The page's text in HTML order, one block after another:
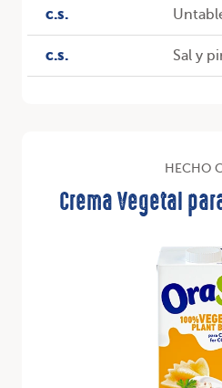
c.s.
c.s. Sal y
HECHO
Crema Vegetal